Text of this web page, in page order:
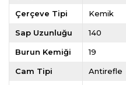
Çerçeve Tipi Kemik
Sap Uzunluğu 140
Burun Kemiği 19
Cam Tipi Antirefle